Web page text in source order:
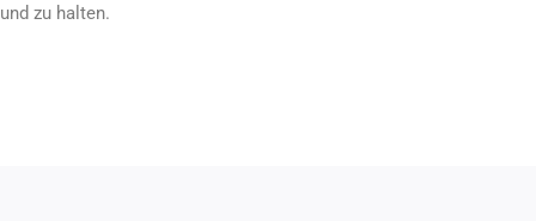
und zu halten.